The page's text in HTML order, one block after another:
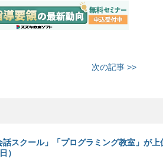
次の記事 >>
スクール」「プログラミング教室」が上
）